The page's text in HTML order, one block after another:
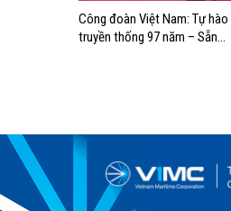
Công đoàn Việt Nam: Tự hào
truyền thống 97 năm – Sẵn